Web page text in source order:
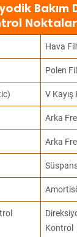
Bakım
Hava
Polen
V Kayış
Arka
Arka
Kontrol